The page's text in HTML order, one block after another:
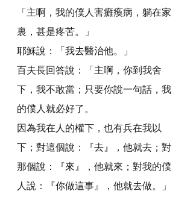
「主啊，我的僕人害癱瘓病，躺在家
裏，甚是疼苦。」
耶穌說：「我去醫治他。」
百夫長回答說：「主啊，你到我舍
下，我不敢當；只要你說一句話，我
的僕人就必好了。
因為我在人的權下，也有兵在我以
下；對這個說：『去』，他就去；對
那個說：『來』，他就來；對我的僕
人說：『你做這事』，他就去做。」